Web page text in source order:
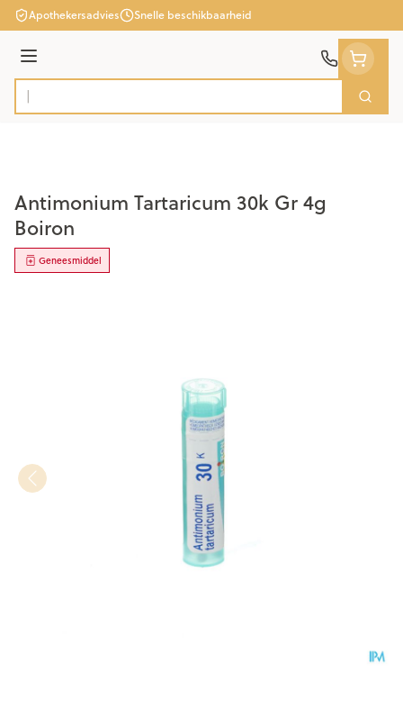
Ga naar de inhoud
Apothekersadvies Snelle beschikbaarheid
Menu
Product, merk, categorie...
Zoek
Antimonium Tartaricum 30k Gr 4g
Boiron
Geneesmiddel